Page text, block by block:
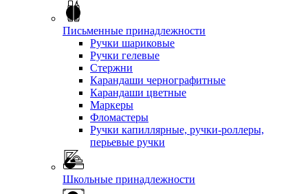
Письменные принадлежности
Ручки шариковые
Ручки гелевые
Стержни
Карандаши чернографитные
Карандаши цветные
Маркеры
Фломастеры
Ручки капиллярные, ручки-роллеры,
перьевые ручки
Школьные принадлежности